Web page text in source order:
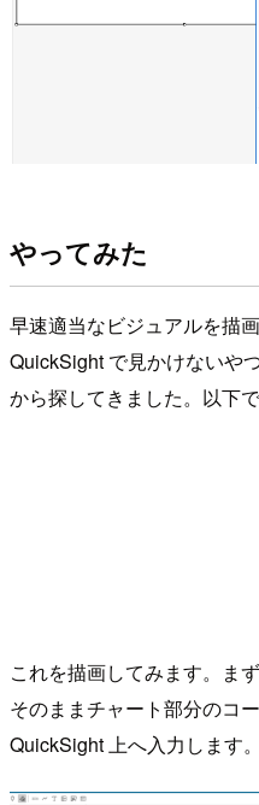
やってみた
早速適当なビジュアルを描
QuickSight で見かけないや
から探してきました。以下で
これを描画してみます。ま
そのままチャート部分のコ
QuickSight 上へ入力します。